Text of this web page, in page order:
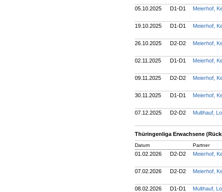
05.10.2025 D1-D1 Meierhof,
19.10.2025 D1-D1 Meierhof,
26.10.2025 D2-D2 Meierhof,
02.11.2025 D1-D1 Meierhof,
09.11.2025 D2-D2 Meierhof,
30.11.2025 D1-D1 Meierhof,
07.12.2025 D2-D2 Multhauf,
Thüringenliga Erwachsene
Datum Partner
01.02.2026 D2-D2 Meierhof,
07.02.2026 D2-D2 Meierhof,
08.02.2026 D1-D1 Multhauf,